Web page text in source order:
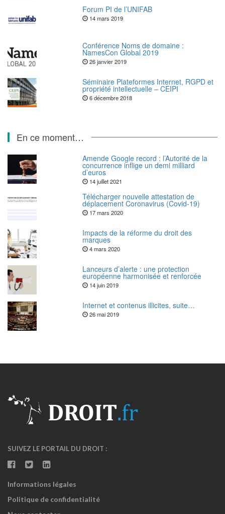
Forum PI de l’UNIFAB
14 mars 2019
Conférence Noms de domaine :
NamesCon Global 2019
26 janvier 2019
Séminaire Plateformes Internet, RGPD et
propriété intellectuelle – CEIPI
6 décembre 2018
En ce moment…
Amende Google record : l’Autorité de la
concurrence inflige un demi milliard
d’euros
14 juillet 2021
Télécharger nouvelle attestation de
déplacement Coronavirus (Covid-19)
17 mars 2020
Impacts de la réforme du droit des
marques
4 mars 2020
Lanceurs d’alerte : une protection
européenne harmonisée et renforcée
14 juin 2019
Internet et contenus illicites, suite…
26 mai 2019
SUIVEZ LE PORTAIL DU DROIT :
Informations légales
Politique de confidentialité